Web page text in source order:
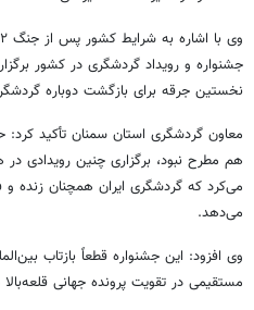
جشنواره و رویداد گردشگری در کشور
نخستین جرقه برای بازگشت دوباره
معاون گردشگری استان سمنان تأکید کرد:
هم مطرح نبود، برگزاری چنین رویدادی
می‌کرد که گردشگری ایران همچنان زنده
می‌دهد.
وی افزود: این جشنواره قطعاً بازتاب
مستقیمی در تقویت پرونده جهانی